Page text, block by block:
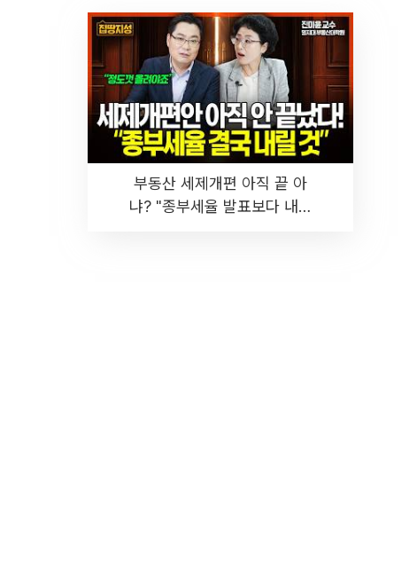
부동산 세제개편 아직 끝 아
냐? "종부세율 발표보다 내릴